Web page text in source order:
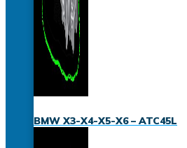
BMW X3-X4-X5-X6 – ATC45L